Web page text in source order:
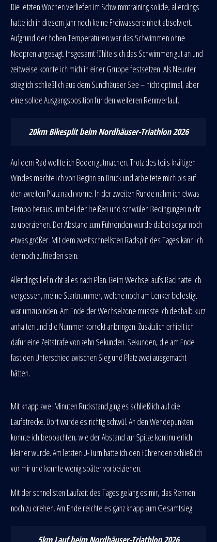
Die letzten Wochen verliefen im Schwimmtraining solide, allerdings
hatte ich in diesem Jahr noch keine Freiwassereinheit absolviert.
Aufgrund der hohen Temperaturen war das Schwimmen ohne
Neopren angesagt. Insgesamt fühlte sich das Schwimmen gut an und
zeitweise konnte ich mich in einer Gruppe festsetzen. Als Neunter
stieg ich schließlich aus dem Sundhäuser See – nicht optimal, aber
eine solide Ausgangsposition für den weiteren Rennverlauf.
20km Bikesplit beim Nordhäuser-Triathlon 2026
Auf dem Rad wollte ich Boden gutmachen. Trotz des teils kräftigen
Windes machte ich von Beginn an Druck und arbeitete mich bis auf
den zweiten Platz nach vorne. In der zweiten Runde nahm ich etwas
Tempo heraus, um bei den heißen und schwülen Bedingungen nicht
zu überziehen. Der Abstand zum Führenden wurde dabei sogar noch
etwas größer. Mit dem zweitschnellsten Radsplit des Tages kann ich
dennoch zufrieden sein.
Allerdings lief nicht alles nach Plan. Beim Wechsel aufs Rad hatte ich
vergessen, meine Startnummer, welche noch am Lenker befestigt
war umzubinden. Am Ende der Wechselzone musste ich deshalb kurz
anhalten und die Nummer korrekt anbringen. Zusätzlich erhielt ich
dafür eine Zeitstrafe von zehn Sekunden. Sekunden, die am Ende
fast den Unterschied zwischen Sieg und Platz zwei ausgemacht
hätten.
Mit knapp zwei Minuten Rückstand ging es schließlich auf die
Laufstrecke. Dort wurde es richtig schwül. An den Wendepunkten
konnte ich beobachten, wie der Abstand zur Spitze kontinuierlich
kleiner wurde. Am letzten U-Turn hatte ich den Führenden schließlich
vor mir und konnte wenig später vorbeiziehen.
Mit der schnellsten Laufzeit des Tages gelang es mir, das Rennen
noch zu drehen. Am Ende reichte es ganz knapp zum Gesamtsieg.